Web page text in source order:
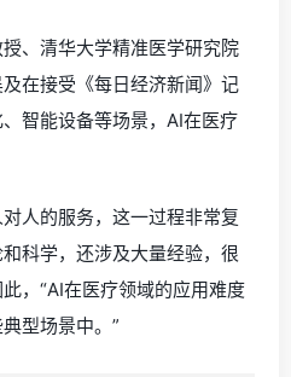
、清华大学精准医学研究院
在接受《每日经济新闻》记
智能设备等场景，AI在医疗
人的服务，这一过程非常复
科学，还涉及大量经验，很
，“AI在医疗领域的应用难度
型场景中。”